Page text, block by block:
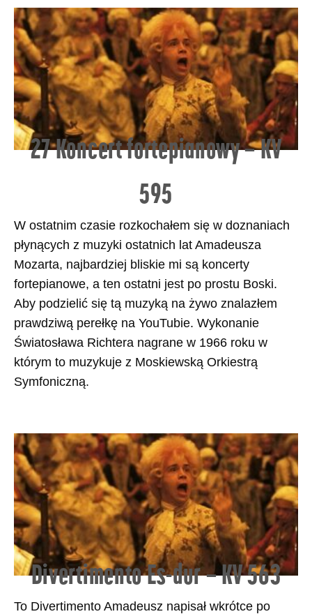
27 Koncert fortepianowy – KV
595
W ostatnim czasie rozkochałem się w doznaniach
płynących z muzyki ostatnich lat Amadeusza
Mozarta, najbardziej bliskie mi są koncerty
fortepianowe, a ten ostatni jest po prostu Boski.
Aby podzielić się tą muzyką na żywo znalazłem
prawdziwą perełkę na YouTubie. Wykonanie
Światosława Richtera nagrane w 1966 roku w
którym to muzykuje z Moskiewską Orkiestrą
Symfoniczną.
Divertimento Es-dur – KV 563
To Divertimento Amadeusz napisał wkrótce po